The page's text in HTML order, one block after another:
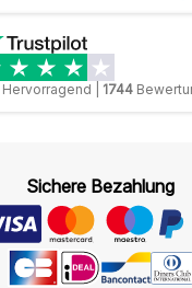
Hervorragend 1744
Sichere Bezahlung